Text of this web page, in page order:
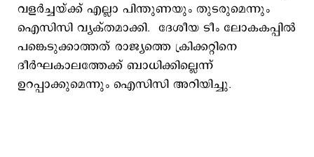
വളർച്ചയ്ക്ക് എല്ലാ പിന്തുണയും തുടരുമെന്നും
ഐസിസി വ്യക്തമാക്കി. ദേശീയ ടീം ലോകകപ്പിൽ
പങ്കെടുക്കാത്തത് രാജ്യത്തെ ക്രിക്കറ്റിനെ
ദീർഘകാലത്തേക്ക് ബാധിക്കില്ലെന്ന്
ഉറപ്പാക്കുമെന്നും ഐസിസി അറിയിച്ചു.